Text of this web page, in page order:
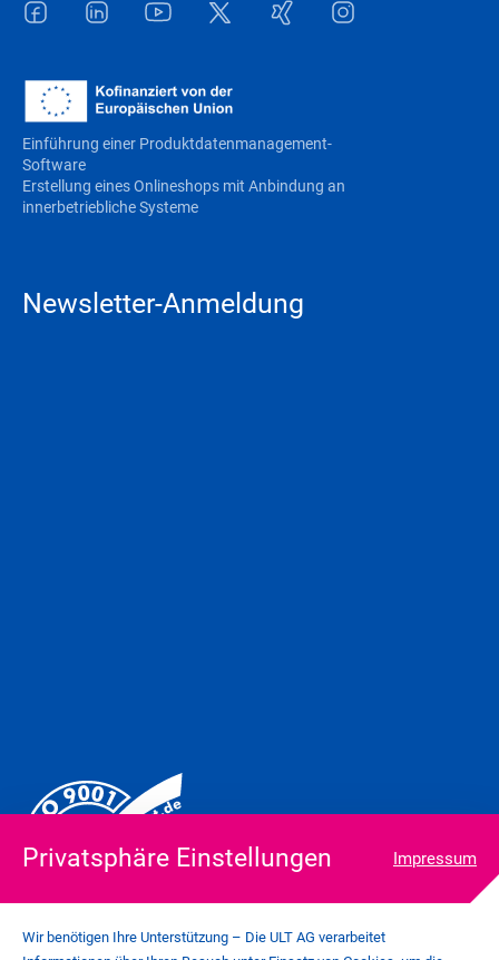
Privatsphäre Einstellungen Impressum
Wir benötigen Ihre Unterstützung – Die ULT AG verarbeitet
Facebook LinkedInYoutube Twitter
Einführung einer Produktdatenmanagement-
Software
Erstellung eines Onlineshops mit Anbindung an
innerbetriebliche Systeme
Newsletter-Anmeldung